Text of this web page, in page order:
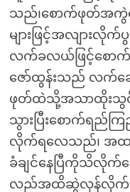
သည်၊စောက်ဖုတ်အကွဲက
များဖြင့်အလျားလို
လက်ခလယ်ဖြင့်စော
ဇော်ထွန်းသည် လက်ချ
ဖုတ်ထဲသို့အသာထိုးသွင်
သွားပြီးစောက်ရည်က
လိုက်ရလေသည်၊ အထာက
ခံချင်နေပြီကိုသိလိုက်
လည်အထိဆွဲလှန်လိုက်ပြီ